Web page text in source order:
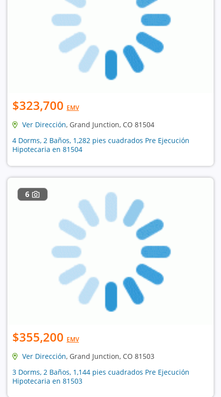
$323,700 EMV
Ver Dirección, Grand Junction, CO 81504
4 Dorms, 2 Baños, 1,282 pies cuadrados Pre Ejecución
Hipotecaria en 81504
6
$355,200 EMV
Ver Dirección, Grand Junction, CO 81503
3 Dorms, 2 Baños, 1,144 pies cuadrados Pre Ejecución
Hipotecaria en 81503